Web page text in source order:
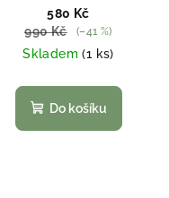
osvětlením Clayre & Eef
6PR4975GG
580 Kč
990 Kč
(–41 %)
Skladem(1 ks)
Do košíku